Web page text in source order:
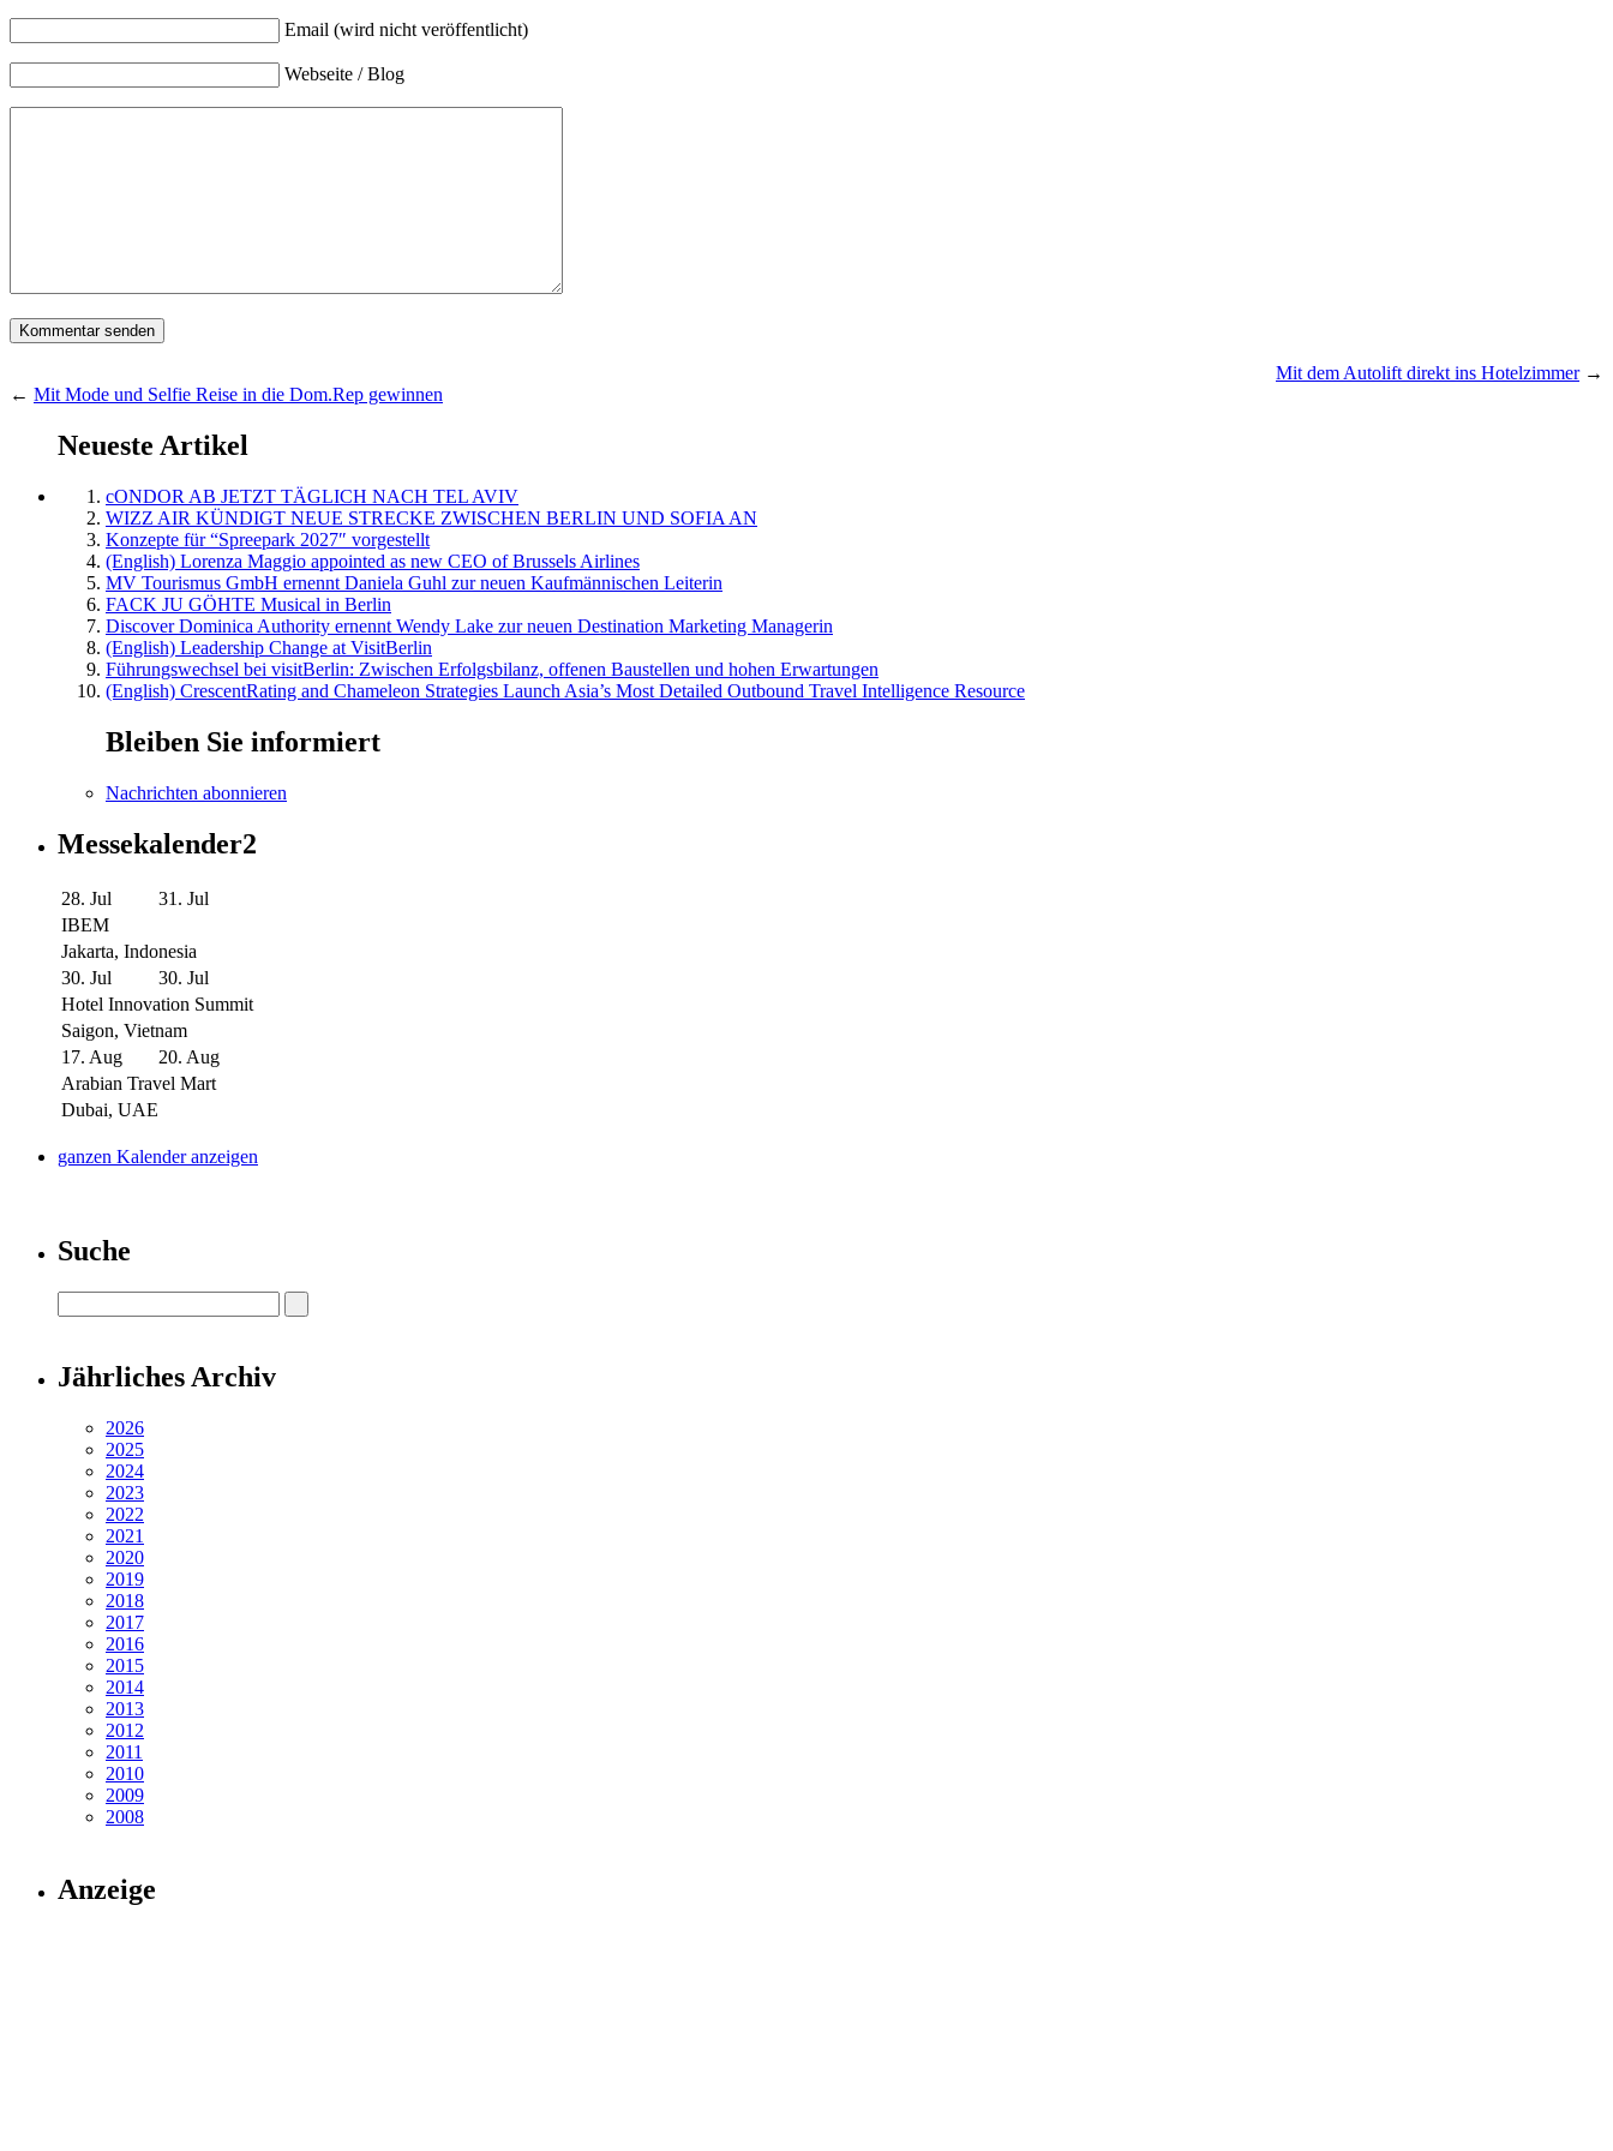
Email (wird nicht veröffentlicht)
Webseite / Blog
Mit dem Autolift direkt ins Hotelzimmer→
← Mit Mode und Selfie Reise in die Dom.Rep gewinnen
Neueste Artikel
cONDOR AB JETZT TÄGLICH NACH TEL AVIV
WIZZ AIR KÜNDIGT NEUE STRECKE ZWISCHEN BERLIN UND SOFIA AN
Konzepte für “Spreepark 2027″ vorgestellt
(English) Lorenza Maggio appointed as new CEO of Brussels Airlines
MV Tourismus GmbH ernennt Daniela Guhl zur neuen Kaufmännischen Leiterin
FACK JU GÖHTE Musical in Berlin
Discover Dominica Authority ernennt Wendy Lake zur neuen Destination Marketing Managerin
(English) Leadership Change at VisitBerlin
Führungswechsel bei visitBerlin: Zwischen Erfolgsbilanz, offenen Baustellen und hohen Erwartungen
(English) CrescentRating and Chameleon Strategies Launch Asia’s Most Detailed Outbound Travel Intelligence Resource
Bleiben Sie informiert
Nachrichten abonnieren
Messekalender2
28. Jul
31. Jul
IBEM
Jakarta, Indonesia
30. Jul
30. Jul
Hotel Innovation Summit
Saigon, Vietnam
17. Aug
20. Aug
Arabian Travel Mart
Dubai, UAE
ganzen Kalender anzeigen
Suche
Jährliches Archiv
2026
2025
2024
2023
2022
2021
2020
2019
2018
2017
2016
2015
2014
2013
2012
2011
2010
2009
2008
Anzeige